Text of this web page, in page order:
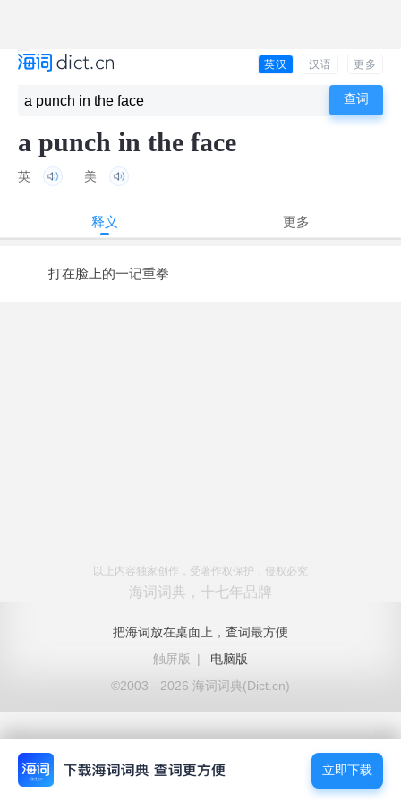
英汉 汉语 更多
a punch in the face
英 美
释义 更多
打在脸上的一记重拳
以上内容独家创作，受著作权保护，侵权必究
海词词典，十七年品牌
把海词放在桌面上，查词最方便
触屏版
|
电脑版
©2003 - 2026 海词词典(Dict.cn)
立即下载
立即下载